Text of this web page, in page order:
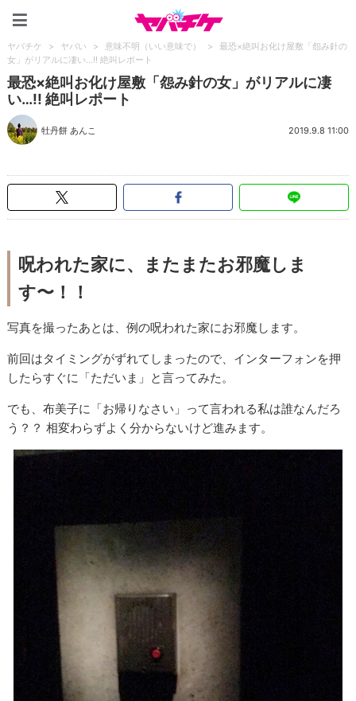
ヤバチケ > ヤバい > 意味不明（いい意味で） >
最恐×絶叫お化け屋敷「怨み針の
女」がリアルに凄い…!! 絶叫レポート
最恐×絶叫お化け屋敷「怨み針の女」がリアルに凄
い…!! 絶叫レポート
牡丹餅 あんこ 2019.9.8 11:00
呪われた家に、またまたお邪魔しま
す〜！！
写真を撮ったあとは、例の呪われた家にお邪魔します。
前回はタイミングがずれてしまったので、インターフォンを押
したらすぐに「ただいま」と言ってみた。
でも、布美子に「お帰りなさい」って言われる私は誰なんだろ
う？？ 相変わらずよく分からないけど進みます。